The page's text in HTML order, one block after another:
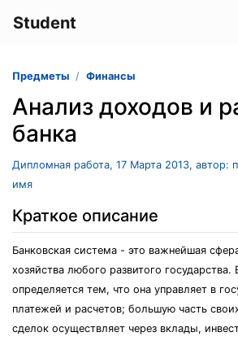
Student
Предметы Финансы
Анализ доходов и
банка
Дипломная работа, 17 Марта 2013, автор:
имя
Краткое описание
Банковская система - это важнейшая
хозяйства любого развитого государства.
определяется тем, что она управляет в
платежей и расчетов; большую часть
сделок осуществляет через вклады,